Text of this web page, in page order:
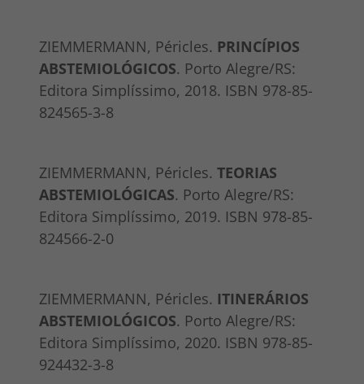
ZIEMMERMANN, Péricles. PRINCÍPIOS
ABSTEMIOLÓGICOS. Porto Alegre/RS:
Editora Simplíssimo, 2018. ISBN 978-85-
824565-3-8
ZIEMMERMANN, Péricles. TEORIAS
ABSTEMIOLÓGICAS. Porto Alegre/RS:
Editora Simplíssimo, 2019. ISBN 978-85-
824566-2-0
ZIEMMERMANN, Péricles. ITINERÁRIOS
ABSTEMIOLÓGICOS. Porto Alegre/RS:
Editora Simplíssimo, 2020. ISBN 978-85-
924432-3-8